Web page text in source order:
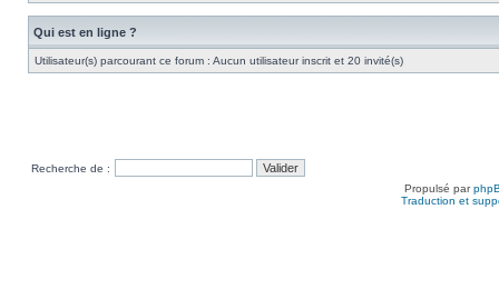
Qui est en ligne ?
Utilisateur(s) parcourant ce forum : Aucun utilisateur inscrit et 20 invité(s)
Recherche de :
Propulsé par
Traduction et